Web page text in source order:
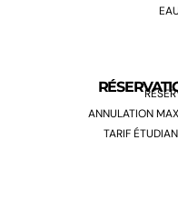
ANNULATION
TARIF